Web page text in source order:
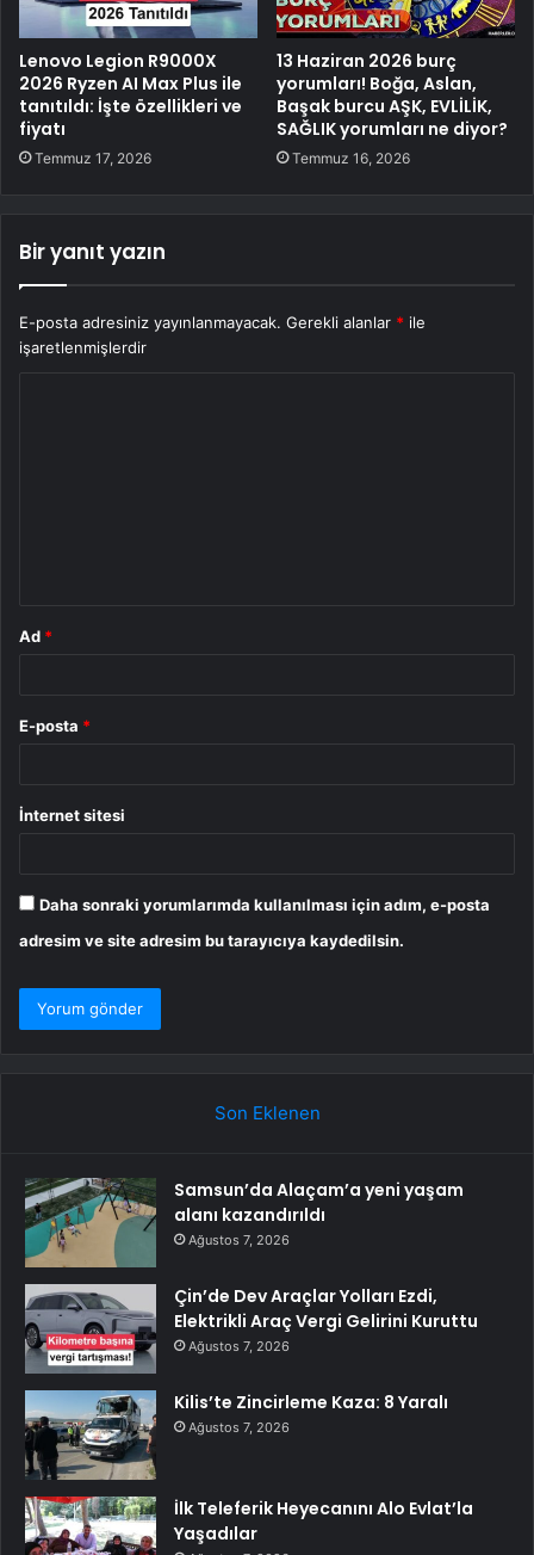
Lenovo Legion R9000X
2026 Ryzen AI Max Plus ile
tanıtıldı: İşte özellikleri ve
fiyatı
Temmuz 17, 2026
13 Haziran 2026 burç
yorumları! Boğa, Aslan,
Başak burcu AŞK, EVLİLİK,
SAĞLIK yorumları ne diyor?
Temmuz 16, 2026
Bir yanıt yazın
E-posta adresiniz yayınlanmayacak. Gerekli alanlar * ile
işaretlenmişlerdir
Ad *
E-posta *
İnternet sitesi
Daha sonraki yorumlarımda kullanılması için adım, e-posta
adresim ve site adresim bu tarayıcıya kaydedilsin.
Son Eklenen
Samsun’da Alaçam’a yeni yaşam
alanı kazandırıldı
Ağustos 7, 2026
Çin’de Dev Araçlar Yolları Ezdi,
Elektrikli Araç Vergi Gelirini Kuruttu
Ağustos 7, 2026
Kilis’te Zincirleme Kaza: 8 Yaralı
Ağustos 7, 2026
İlk Teleferik Heyecanını Alo Evlat’la
Yaşadılar